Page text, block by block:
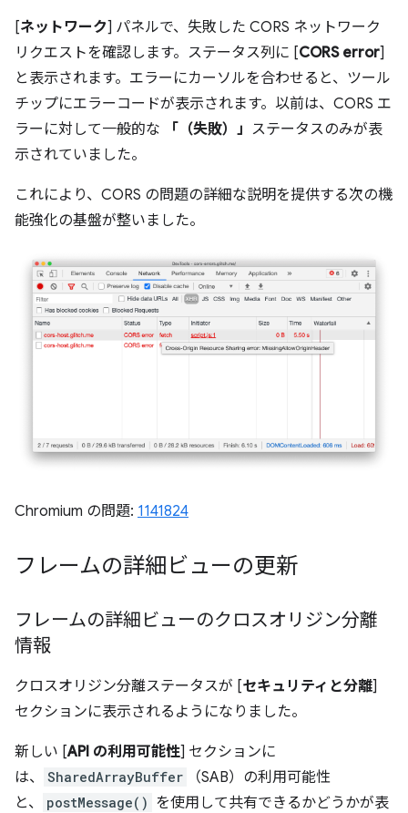
[ネットワーク] パネルで、失敗した CORS ネットワーク
リクエストを確認します。ステータス列に [CORS error]
と表示されます。エラーにカーソルを合わせると、ツール
チップにエラーコードが表示されます。以前は、CORS エ
ラーに対して一般的な
「（失敗）」 ステータスのみが表
示されていました。
これにより、CORS の問題の詳細な説明を提供する次の機
能強化の基盤が整いました。
Chromium の問題: 1141824
フレームの詳細ビューの更新
フレームの詳細ビューのクロスオリジン分離
情報
クロスオリジン分離ステータスが [セキュリティと分離]
セクションに表示されるようになりました。
新しい [API の利用可能性] セクションに
は、
SharedArrayBuffer
（SAB）の利用可能性
と、
postMessage() を使用して共有できるかどうかが表